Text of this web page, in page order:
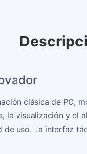
clásica de PC,
la visualización y el
uso. La interfaz